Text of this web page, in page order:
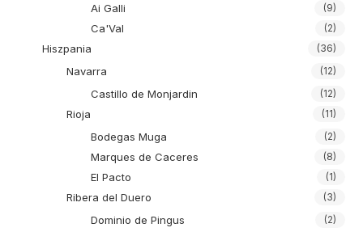
Ai Galli (9)
Ca'Val (2)
Hiszpania (36)
Navarra (12)
Castillo de Monjardin (12)
Rioja (11)
Bodegas Muga (2)
Marques de Caceres (8)
El Pacto (1)
Ribera del Duero (3)
Dominio de Pingus (2)